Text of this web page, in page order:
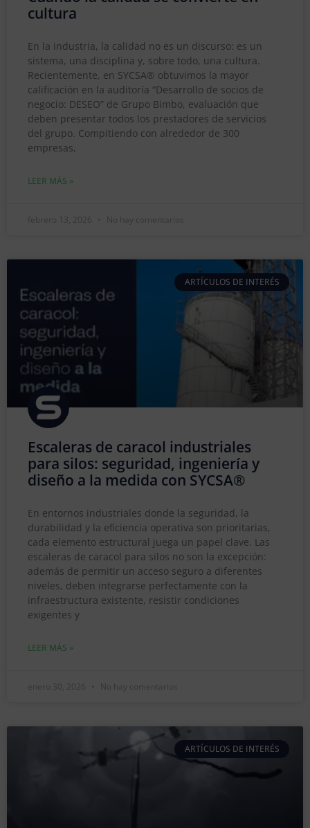
cultura
En la industria, la calidad no es un discurso: es un
sistema, una disciplina y, sobre todo, una cultura.
Recientemente, en SYCSA® obtuvimos la mayor
calificación en la auditoría “Desarrollo de socios de
negocio: DESEO” de Grupo Bimbo, evaluación que
deben presentar todos los prestadores de servicios
del grupo. Compitiendo con alrededor de 300
empresas,
LEER MÁS »
febrero 13, 2026 No hay comentarios
ARTÍCULOS DE INTERÉS
Escaleras de caracol industriales
para silos: seguridad, ingeniería y
diseño a la medida con SYCSA®
En entornos industriales donde la seguridad, la
durabilidad y la eficiencia operativa son prioritarias,
cada elemento estructural juega un papel clave. Las
escaleras de caracol para silos no son la excepción:
además de permitir un acceso seguro a diferentes
niveles, deben integrarse perfectamente con la
infraestructura existente, resistir condiciones
exigentes y
LEER MÁS »
enero 30, 2026 No hay comentarios
ARTÍCULOS DE INTERÉS